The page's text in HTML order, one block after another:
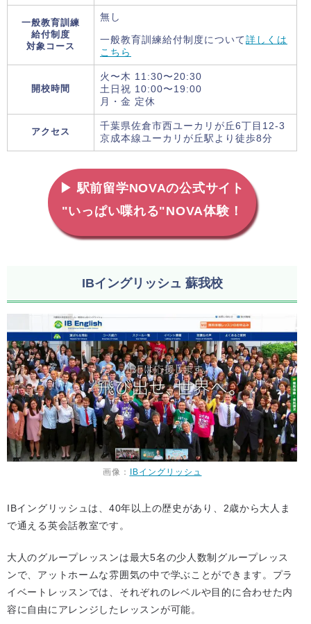
一般教育訓練
給付制度
対象コース
無し
一般教育訓練給付制度について 詳しくは
こちら
開校時間
火〜木 11:30〜20:30
土日祝 10:00〜19:00
月・金 定休
アクセス
千葉県佐倉市西ユーカリが丘6丁目12-3
京成本線ユーカリが丘駅より徒歩8分
▶ 駅前留学NOVAの公式サイト
"いっぱい喋れる"NOVA体験！
IBイングリッシュ 蘇我校
画像： IBイングリッシュ
IBイングリッシュは、40年以上の歴史があり、2歳から大人ま
で通える英会話教室です。
大人のグループレッスンは最大5名の少人数制グループレッス
ンで、アットホームな雰囲気の中で学ぶことができます。プラ
イベートレッスンでは、それぞれのレベルや目的に合わせた内
容に自由にアレンジしたレッスンが可能。